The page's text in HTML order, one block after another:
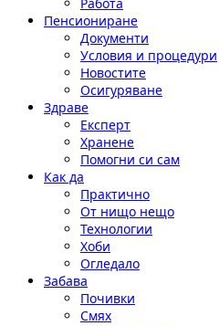
Пенсиониране
Документи
Условия и процедури
Новостите
Осигуряване
Здраве
Експерт
Хранене
Помогни си сам
Как да
Практично
От нищо нещо
Технологии
Хоби
Огледало
Забава
Почивки
Смях